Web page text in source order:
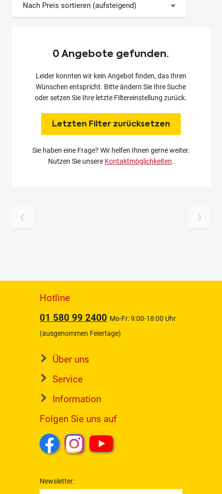
Nach Preis sortieren (aufsteigend)
0 Angebote gefunden.
Leider konnten wir kein Angebot finden, das Ihren
Wünschen entspricht. Bitte ändern Sie Ihre Suche
oder setzen Sie Ihre letzte Filtereinstellung zurück.
Letzten Filter zurücksetzen
Sie haben eine Frage? Wir helfen Ihnen gerne weiter.
Nutzen Sie unsere Kontaktmöglichkeiten.
Hotline
01 580 99 2400 Mo-Fr: 9:00-18:00 Uhr
(ausgenommen Feiertage)
Über uns
Service
Information
Folgen Sie uns auf
Newsletter: